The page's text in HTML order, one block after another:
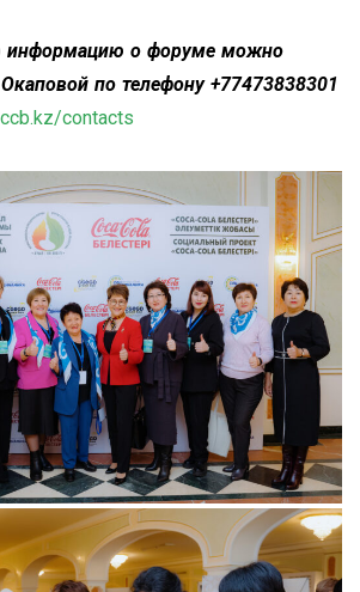
информацию о форуме можно
по телефону +77473838301
contacts